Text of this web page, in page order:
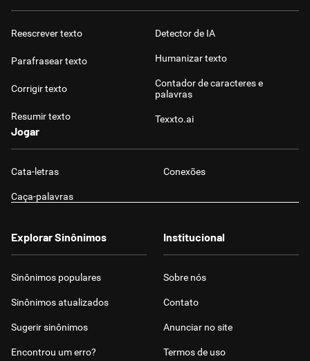
Reescrever texto
Parafrasear texto
Corrigir texto
Resumir texto
Detector de IA
Humanizar texto
Contador de caracteres e
palavras
Texxto.ai
Jogar
Cata-letras Conexões
Caça-palavras
Explorar Sinônimos
Sinônimos populares
Sinônimos atualizados
Sugerir sinônimos
Encontrou um erro?
Institucional
Sobre nós
Contato
Anunciar no site
Termos de uso